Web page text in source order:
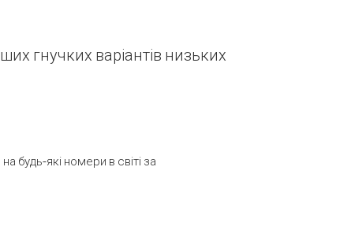
гнучких варіантів низьких
будь-які номери в світі за